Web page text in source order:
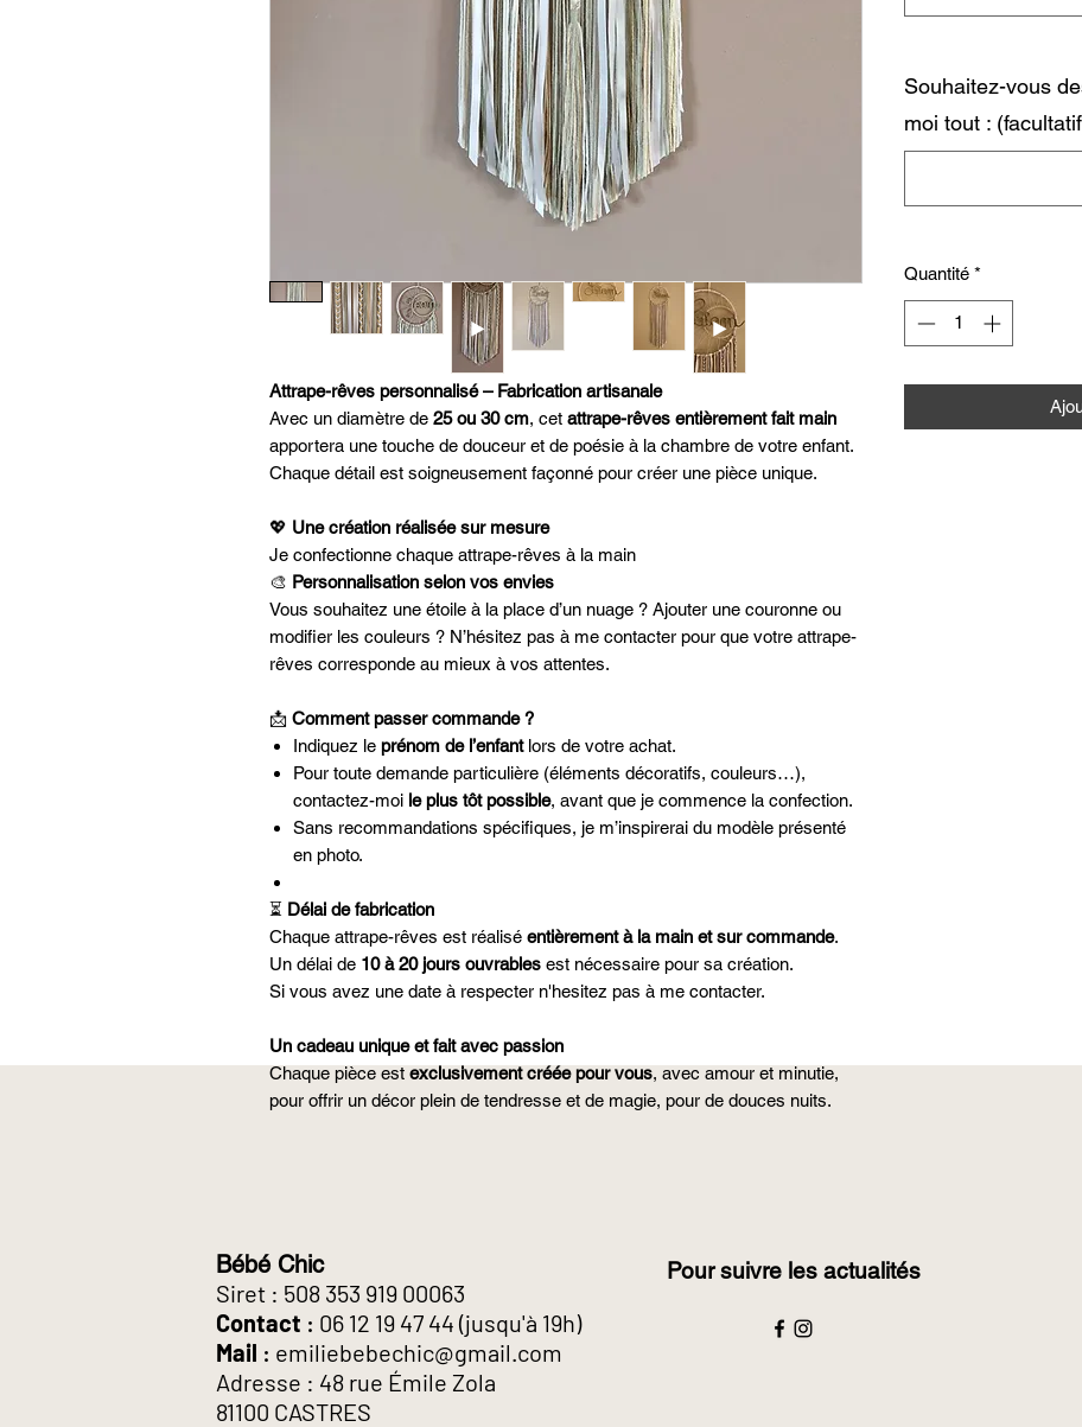
Attrape-rêves personnalisé – Fabrication artisanale
Avec un diamètre de 25 ou 30 cm, cet attrape-rêves entièrement fait main
apportera une touche de douceur et de poésie à la chambre de votre enfant.
Chaque détail est soigneusement façonné pour créer une pièce unique.
💖 Une création réalisée sur mesure
Je confectionne chaque attrape-rêves à la main
🎨 Personnalisation selon vos envies
Vous souhaitez une étoile à la place d’un nuage ? Ajouter une couronne ou
modifier les couleurs ? N’hésitez pas à me contacter pour que votre attrape-
rêves corresponde au mieux à vos attentes.
📩 Comment passer commande ?
Indiquez le prénom de l’enfantlors de votre achat.
Pour toute demande particulière (éléments décoratifs, couleurs…),
contactez-moi le plus tôt possible, avant que je commence la confection.
Sans recommandations spécifiques, je m’inspirerai du modèle présenté
en photo.
⏳ Délai de fabrication
Chaque attrape-rêves est réalisé entièrement à la main et sur commande.
Un délai de 10 à 20 jours ouvrables est nécessaire pour sa création.
Si vous avez une date à respecter n'hesitez pas à me contacter.
Un cadeau unique et fait avec passion
Chaque pièce est exclusivement créée pour vous, avec amour et minutie,
pour offrir un décor plein de tendresse et de magie, pour de douces nuits.
Souhaitez-vous
moi tout :
Quantité *
Bébé Chic
Siret : 508 353 919 00063
Contact : 06 12 19 47 44 (jusqu'à 19h)
Mail : emiliebebechic@gmail.com
Adresse : 48 rue Émile Zola
81100 CASTRES
Pour suivre les actualités